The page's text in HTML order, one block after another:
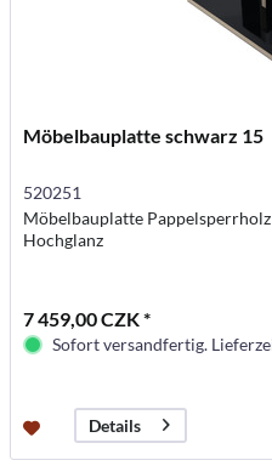
Möbelbauplatte schwarz 15
520251
Möbelbauplatte
Hochglanz
7 459,00 CZK *
Sofort versandfertig.
Details